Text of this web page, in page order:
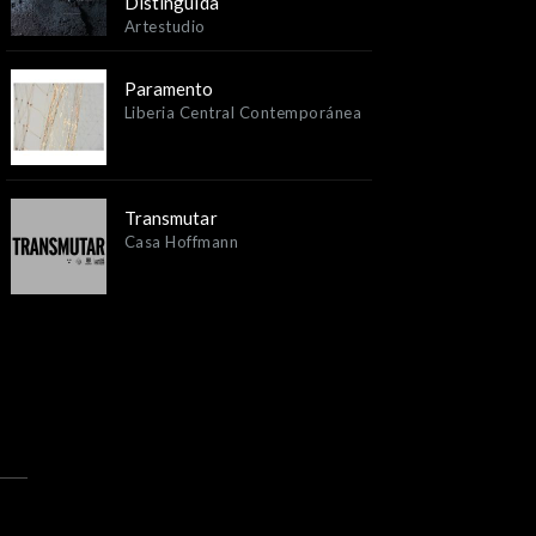
Artestudio
Paramento
Liberia Central Contemporánea
Transmutar
Casa Hoffmann